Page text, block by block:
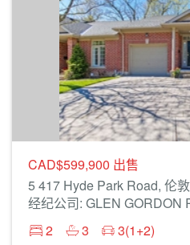
CAD$599,900 出售
5 417 Hyde Park Road, 伦敦
经纪公司: GLEN GORDON
2
3 3(1+2)